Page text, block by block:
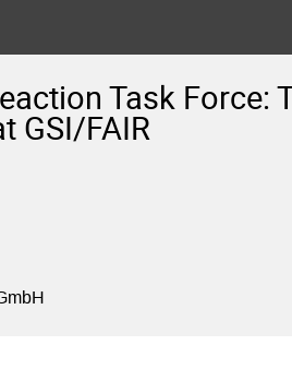
Task Force:
GSI/FAIR